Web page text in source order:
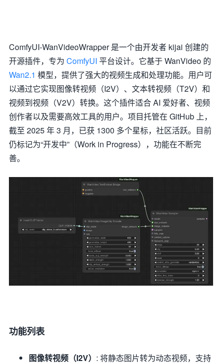
ComfyUI-WanVideoWrapper 是一个由开发者 kijai 创建的
开源插件，专为 ComfyUI 平台设计。它基于 WanVideo 的
Wan2.1 模型，提供了强大的视频生成和处理功能。用户可
以通过它实现图像转视频（I2V）、文本转视频（T2V）和
视频到视频（V2V）转换。这个插件适合 AI 爱好者、视频
创作者以及需要高效工具的用户。项目托管在 GitHub 上，
截至 2025 年 3 月，已获 1300 多个星标，社区活跃。目前
仍标记为“开发中”（Work in Progress），功能在不断完
善。
功能列表
图像转视频（I2V） : 将静态图片转为动态视频，支持